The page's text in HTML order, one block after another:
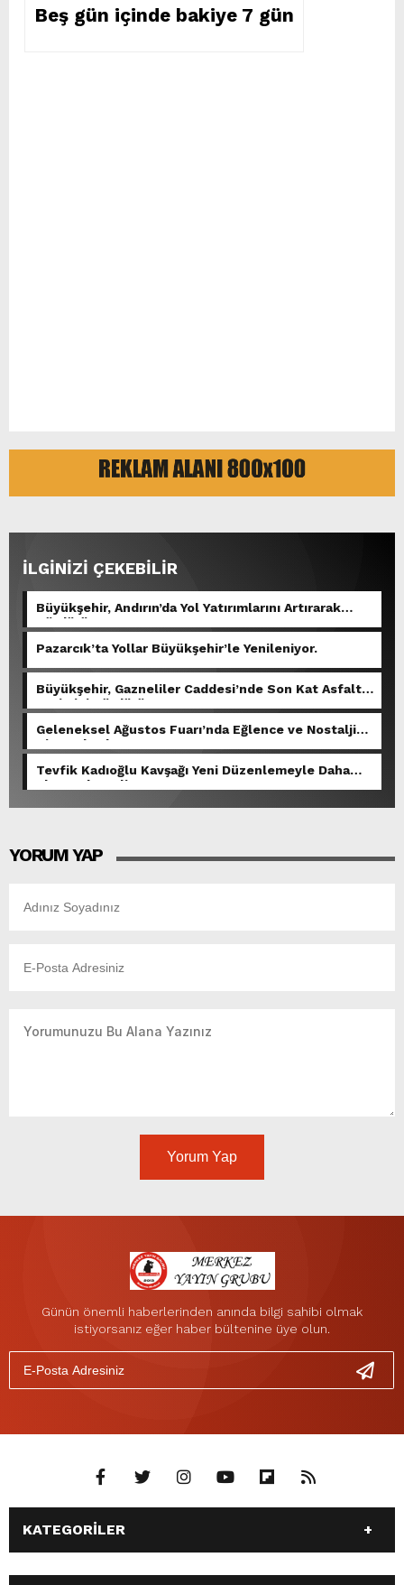
Beş gün içinde bakiye 7 gün
İLGİNİZİ ÇEKEBİLİR
Büyükşehir, Andırın’da Yol Yatırımlarını Artırarak
Sürdürüyor.
Pazarcık’ta Yollar Büyükşehir’le Yenileniyor.
Büyükşehir, Gazneliler Caddesi’nde Son Kat Asfalt
Serimini Sürdürüyor.
Geleneksel Ağustos Fuarı’nda Eğlence ve Nostalji
Bir Aradaydı.
Tevfik Kadıoğlu Kavşağı Yeni Düzenlemeyle Daha
Akıcı Hale Geliyor.
YORUM YAP
Yorum Yap
Günün önemli haberlerinden anında bilgi sahibi olmak
istiyorsanız eğer haber bültenine üye olun.
KATEGORİLER
ANASAYFA GÜNDEM